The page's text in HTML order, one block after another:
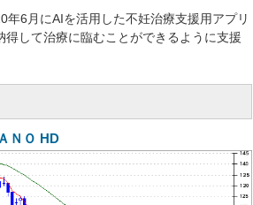
6月にAIを活用した不妊治療支援用アプリ
して治療に臨むことができるように支援
ＮＯ HD